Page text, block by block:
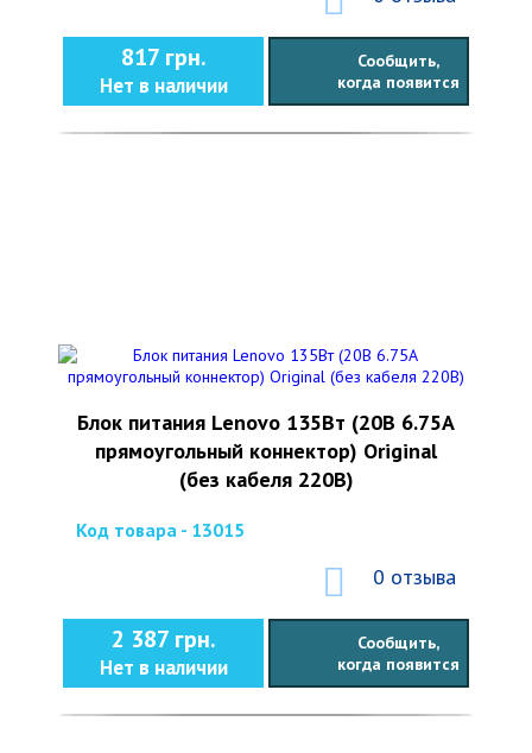
817 грн.
Нет в наличии
Сообщить,
когда появится
Блок питания Lenovo 135Вт (20В 6.75А
прямоугольный коннектор) Original
(без кабеля 220В)
Код товара - 13015
0 отзыва
2 387 грн.
Нет в наличии
Сообщить,
когда появится